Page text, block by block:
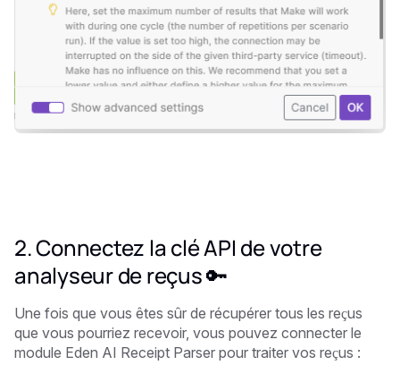
2. Connectez la clé API de votre
analyseur de reçus 🔑
Une fois que vous êtes sûr de récupérer tous les reçus
que vous pourriez recevoir, vous pouvez connecter le
module Eden AI Receipt Parser pour traiter vos reçus :